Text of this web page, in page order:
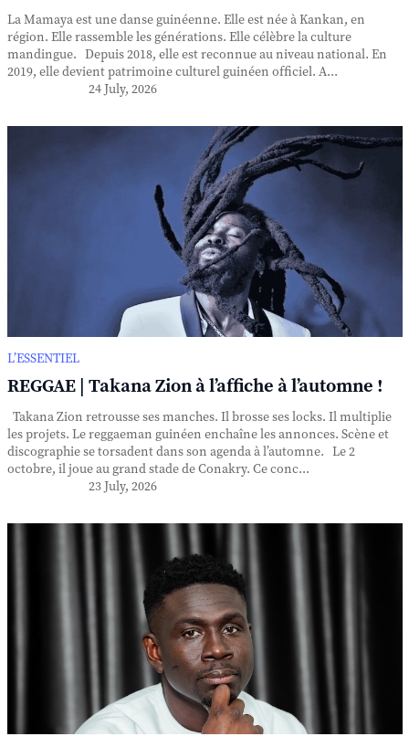
La Mamaya est une danse guinéenne. Elle est née à Kankan, en
région. Elle rassemble les générations. Elle célèbre la culture
mandingue. Depuis 2018, elle est reconnue au niveau national. En
2019, elle devient patrimoine culturel guinéen officiel. A...
24 July, 2026
L’ESSENTIEL
REGGAE | Takana Zion à l’affiche à l’automne !
Takana Zion retrousse ses manches. Il brosse ses locks. Il multiplie
les projets. Le reggaeman guinéen enchaîne les annonces. Scène et
discographie se torsadent dans son agenda à l’automne. Le 2
octobre, il joue au grand stade de Conakry. Ce conc...
23 July, 2026